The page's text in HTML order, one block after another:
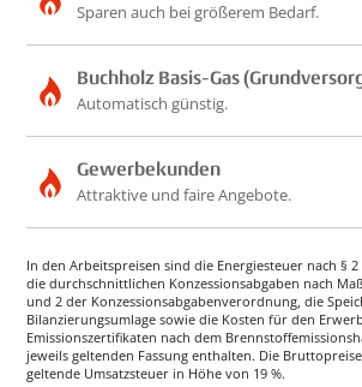
Sparen auch bei größerem Bedarf.
Buchholz Basis-Gas
Automatisch günstig.
Gewerbekunden
Attraktive und faire Angebote.
In den Arbeitspreisen sind die Energiesteuer nach § 2
die durchschnittlichen Konzessionsabgaben nach
und 2 der Konzessionsabgabenverordnung, die
Bilanzierungsumlage sowie die Kosten für den
Emissionszertifikaten nach dem
jeweils geltenden Fassung enthalten. Die
geltende Umsatzsteuer in Höhe von 19 %.